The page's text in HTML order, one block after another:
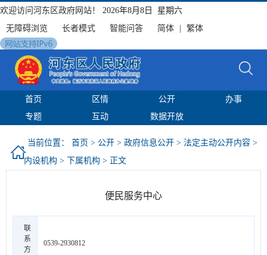
欢迎访问河东区政府网站！
2026年8月8日 星期六
无障碍浏览
长者模式 智能问答 简体 繁体
首页 区情 公开
办事
专题
互动 数据开放
当前位置： 首页 > 公开 > 政府信息公开 > 法定主动公开内容 >
内设机构 > 下属机构 > 正文
便民服务中心
联
系
方
0539-2930812